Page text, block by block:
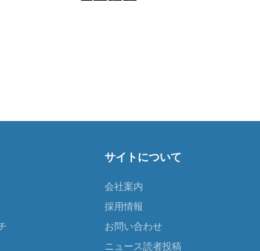
サイトについて
会社案内
採用情報
お問い合わせ
ニュース読者投稿